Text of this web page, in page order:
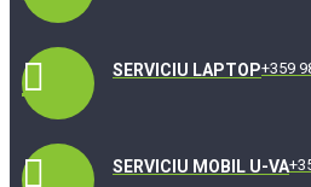
SERVICIU LAPTOP+359
SERVICIU MOBIL U-VA